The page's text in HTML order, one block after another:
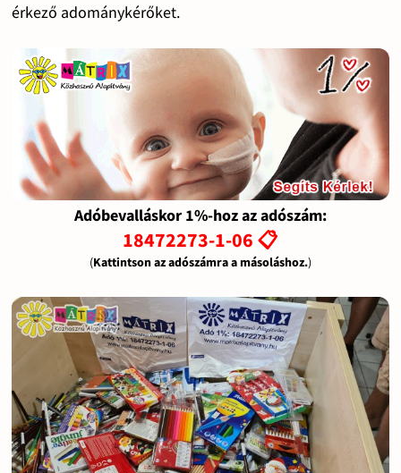
érkező adománykérőket.
Adóbevalláskor 1%-hoz az adószám:
18472273-1-06 📋
(Kattintson az adószámra a másoláshoz.)